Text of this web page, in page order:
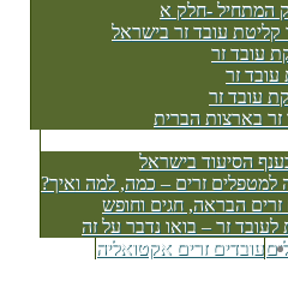
המתחיל -חלק א
עובד זר בישראל
עובד זר
זר
עובד זר
בארצות הברית
הסיעוד בישראל
למטפלים זרים – כמה, למה ואיך?
זרים הבראה, חגים וחופש
זר – בואו נדבר על זה
עובדים זרים אקטואליה